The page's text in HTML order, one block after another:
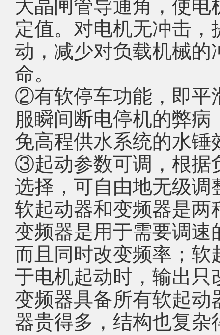
定值。对电机无冲击
动，减少对负载机械
命。
②有软停车功能，即平
服瞬间断电停机的弊
免高程供水系统的水
③起动参数可调，根据
选择，可自由地无级
软起动器和变频器是
变频器是用于需要调
而且同时改变频率；
于电机起动时，输出
变频器具备所有软起
器贵得多，结构也复杂